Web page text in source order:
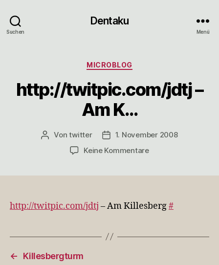
Suchen
Dentaku
Menü
Kategorien
MICROBLOG
http://twitpic.com/jdtj –
Am K…
Beitragsautor
Vontwitter Veröffentlichungsdatum
1. November 2008
Keine Kommentarezu
http://twitpic.com/jdtj – Am Killesberg#
←
Killesbergturm